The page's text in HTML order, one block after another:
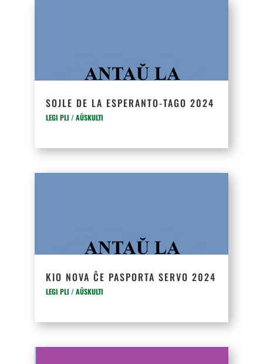
SOJLE DE LA ESPERANTO-TAGO 2024
LEGI PLI / AŬSKULTI
KIO NOVA ĈE PASPORTA SERVO 2024
LEGI PLI / AŬSKULTI